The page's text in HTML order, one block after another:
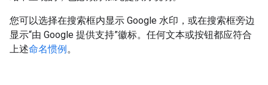
您可以选择在搜索框内显示 Google 水印，或在搜索框旁边
显示“由 Google 提供支持”徽标。任何文本或按钮都应符合
上述命名惯例。